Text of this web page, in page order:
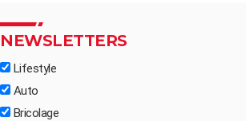
NEWSLETTERS
Lifestyle
Auto
Bricolage